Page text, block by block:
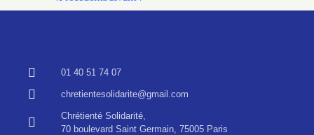
01 40 51 74 07
chretientesolidarite@gmail.com
Chrétienté Solidarité,
70 boulevard Saint Germain, 75005 Paris